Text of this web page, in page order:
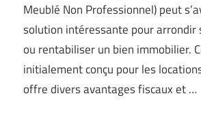
Meublé Non Professionnel) peut
solution intéressante pour arrondir
ou rentabiliser un bien immobilier.
initialement conçu pour les
offre divers avantages fiscaux et …